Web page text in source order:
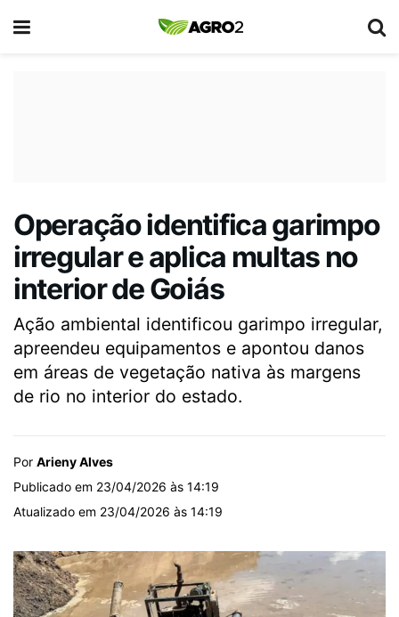
Operação identifica garimpo
irregular e aplica multas no
interior de Goiás
Ação ambiental identificou garimpo irregular,
apreendeu equipamentos e apontou danos
em áreas de vegetação nativa às margens
de rio no interior do estado.
Por Arieny Alves
Publicado em 23/04/2026 às 14:19
Atualizado em 23/04/2026 às 14:19